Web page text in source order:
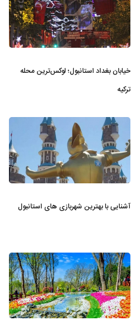
خیابان بغداد استانبول؛ لوکس‌ترین محله
ترکیه
آشنایی با بهترین شهربازی های استانبول